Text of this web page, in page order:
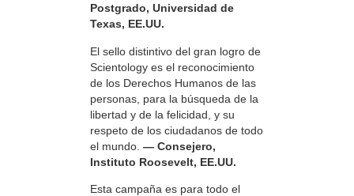
Postgrado, Universidad de
Texas, EE.UU.
El sello distintivo del gran logro de
Scientology es el reconocimiento
de los Derechos Humanos de las
personas, para la búsqueda de la
libertad y de la felicidad, y su
respeto de los ciudadanos de todo
el mundo. — Consejero,
Instituto Roosevelt, EE.UU.
Esta campaña es para todo el